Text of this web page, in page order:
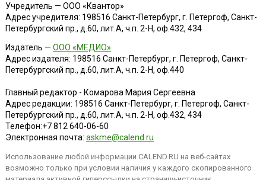
Учредитель — ООО «Квантор»
Адрес учредителя: 198516 Санкт-Петербург, г. Петергоф, Санкт-
Петербургский пр., д.60, лит.А, ч.п. 2-Н, оф.432, 434
Издатель — ООО «МЕДИО»
Адрес издателя: 198516 Санкт-Петербург, г. Петергоф, Санкт-
Петербургский пр., д.60, лит.А, ч.п. 2-Н, оф.440
Главный редактор - Комарова Мария Сергеевна
Адрес редакции: 198516 Санкт-Петербург, г. Петергоф, Санкт-
Петербургский пр., д.60, лит.А, ч.п. 2-Н, оф.432, 434
Телефон:+7 812 640-06-60
Электронная почта: askme@calend.ru
Использование любой информации CALEND.RU на веб-сайтах
возможно только при условии наличия у каждого скопированного